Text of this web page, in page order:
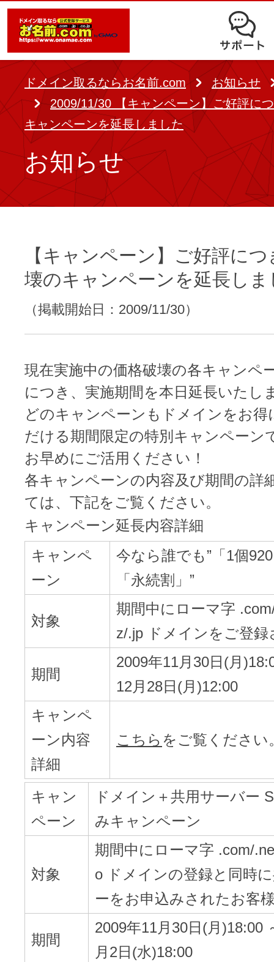
ドメインの期限を更新する
ドメイン更新
ドメイン更新とは
登録情報変更
ドメインの登録/更新/移管料金
料金一覧
ドメイン永久無料（ドメイン
こちら！）
ドメイン × サーバー同時登録
中古ドメインオークション
バックオーダー
.jpドメインバックオーダー
.com/.netドメインバックオ
コラム
中古ドメインのSEO効果は？
使いやすさと高機能の両立を実現
独自ドメイン＋サーバーが初期費用
る
SSLも無料でコストパフォーマンス
レンタルサーバー
AIホームページパック
必要なのはアイディアだけ！ 専門
も、AIにまかせてホームページを簡
AIホームページパック
WordPressテーマShop
お名前.comなら良質な有料
販価格より安くご購入いただけます
WordPressテーマShop
メール配信システム
月869円～で配信し放題 販売促進
得に！
メールマーケティング
VPS
Linuxの運用に最適な仮想化環境を用
VPS
※ 弊社が独自で調査したホスティングシェ
ドメインオプション
ドメイン登録者宛のメール転送も可
Whois情報公開代行
お持ちのドメインを売るなら
ドメイン売買サービス
レンタルDNS/セカンダリDNS
DNS管理サービス
不要になったドメインを安全・簡単
あんしん廃止
管理画面内での操作制限を可能に
ドメインプロテクション
ドメインでお小遣い稼ぎ
ドメインパーキング
メール転送/URL転送
お名前.com 転送Plus
ドメインのセキュリティ診断を
お名前.comネットde診断
メールアドレスを作成
サポート
サービスに関するご不明点を
よくある質問
ヘルプ
お名前.com Naviご利用ガイ
サーバー設定のご案内
設定ガイド一覧
不正利用の報告
SPAMや違法サイトの報告は
メンテナンスと障害情報のお知らせ
メンテナンス・障害情報
メール・電話・チャットはこ
販売パートナー制度
ドメイン販売パートナー
API連携や後払いが可能なプログラム
販売パートナー制度
ドメイン取るならお名前.com
お知らせ
2009/11/30 【キャンペーン】ご好評に
キャンペーンを延長しました
お知らせ
【キャンペーン】ご好評に
壊のキャンペーンを延長しま
（掲載開始日：2009/11/30）
現在実施中の価格破壊の各キャンペ
につき、実施期間を本日延長いたし
どのキャンペーンもドメインをお得
だける期間限定の特別キャンペーン
お早めにご活用ください！
各キャンペーンの内容及び期間の詳
ては、下記をご覧ください。
キャンペーン延長内容詳細
キャンペ
ーン
今なら誰でも”「1個
「永続割」”
対象
期間中にローマ字
z/.jp ドメインをご登録
期間
2009年11月30日(月
12月28日(月)12:00
キャンペ
ーン内容
詳細
こちら をご覧ください
キャン
ペーン
ドメイン＋共用サーバー
みキャンペーン
対象
期間中にローマ字 .com/
o ドメインの登録と同時
ーをお申込みされたお客
期間
2009年11月30日(月)18:00
月2日(水)18:00